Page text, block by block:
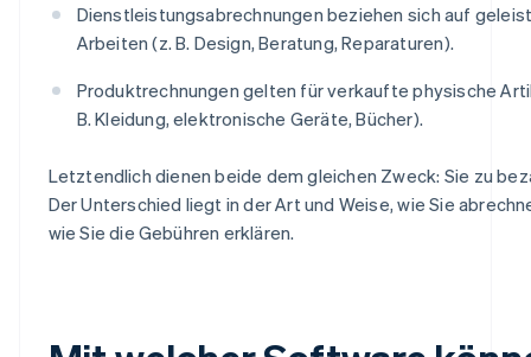
Dienstleistungsabrechnungen beziehen sich auf
Arbeiten (z. B. Design, Beratung, Reparaturen).
Produktrechnungen gelten für verkaufte physische
B. Kleidung, elektronische Geräte, Bücher).
Letztendlich dienen beide dem gleichen Zweck: Sie zu
Der Unterschied liegt in der Art und Weise, wie Sie
wie Sie die Gebühren erklären.